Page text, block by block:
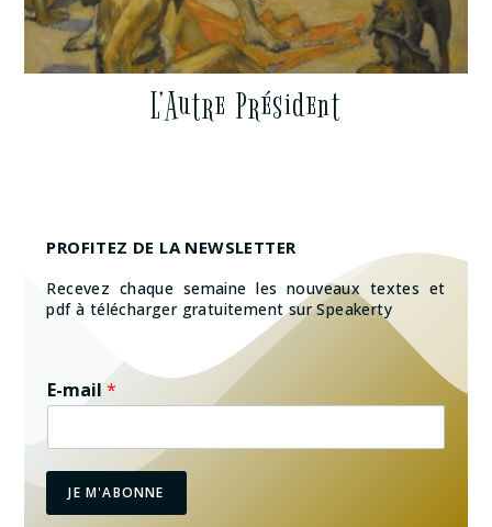
L’Autre Président
PROFITEZ DE LA NEWSLETTER
Recevez chaque semaine les nouveaux textes et
pdf à télécharger gratuitement sur Speakerty
E-mail*
JE M'ABONNE